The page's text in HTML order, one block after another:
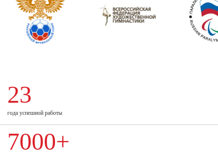
23
года успешной работы
7000+